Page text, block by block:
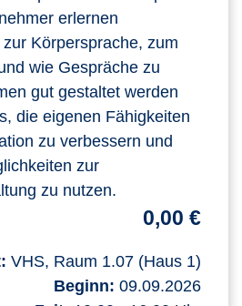
erlernen
Körpersprache, zum
wie Gespräche zu
gut gestaltet werden
die eigenen Fähigkeiten
zu verbessern und
zur
zu nutzen.
0,00 €
VHS, Raum 1.07 (Haus 1)
Beginn: 09.09.2026